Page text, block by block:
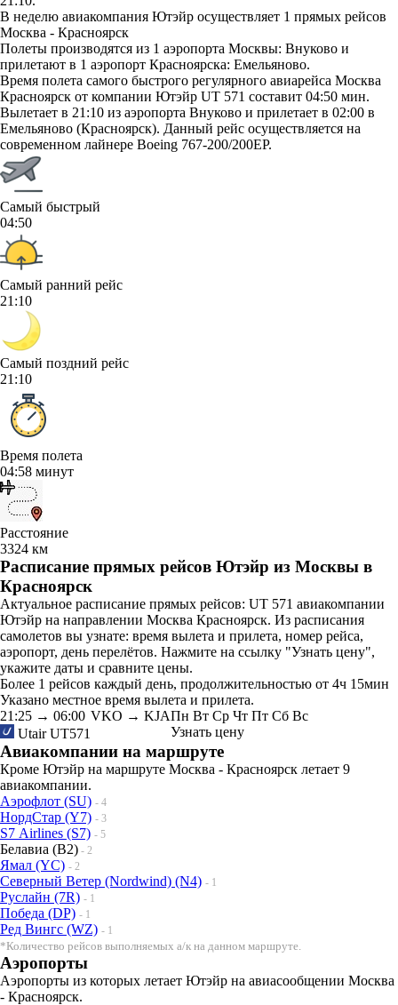
В неделю авиакомпания Ютэйр осуществляет 1 прямых рейсов
Москва - Красноярск
Полеты производятся из 1 аэропорта Москвы: Внуково и
прилетают в 1 аэропорт Красноярска: Емельяново.
Время полета самого быстрого регулярного авиарейса Москва
Красноярск от компании Ютэйр UT 571 составит 04:50 мин.
Вылетает в 21:10 из аэропорта Внуково и прилетает в 02:00 в
Емельяново (Красноярск). Данный рейс осуществляется на
современном лайнере Boeing 767-200/200ЕР.
Самый быстрый
04:50
Самый ранний рейс
21:10
Самый поздний рейс
21:10
Время полета
04:58 минут
Расстояние
3324 км
Расписание прямых рейсов Ютэйр из Москвы в
Красноярск
Актуальное расписание прямых рейсов: UT 571 авиакомпании
Ютэйр на направлении Москва Красноярск. Из расписания
самолетов вы узнате: время вылета и прилета, номер рейса,
аэропорт, день перелётов. Нажмите на ссылку "Узнать цену",
укажите даты и сравните цены.
Более 1 рейсов каждый день, продолжительностью от 4ч 15мин
Указано местное время вылета и прилета.
21:25 → 06:00
UtairUT571
VKO → KJAПн Вт Ср Чт Пт Сб Вс
Узнать цену
Авиакомпании на маршруте
Кроме Ютэйр на маршруте Москва - Красноярск летает 9
авиакомпании.
Аэрофлот (SU) - 4
НордСтар (Y7) - 3
S7 Airlines (S7) - 5
Белавиа (B2) - 2
Ямал (YC) - 2
Северный Ветер (Nordwind) (N4) - 1
Руслайн (7R) - 1
Победа (DP) - 1
Ред Вингс (WZ) - 1
*Количество рейсов выполняемых а/к на данном маршруте.
Аэропорты
Аэропорты из которых летает Ютэйр на авиасообщении Москва
- Красноярск.